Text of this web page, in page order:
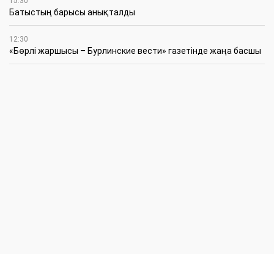
Батыстың барысы анықталды
12:30
«Бөрлі жаршысы – Бурлинские вести» газетінде жаңа басшы